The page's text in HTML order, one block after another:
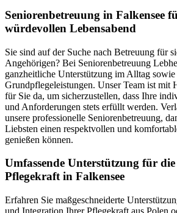
Senioren­betreuung in Falkensee
würdevollen Lebensabend
Sie sind auf der Suche nach Betreuung für
Angehörigen? Bei Seniorenbetreuung
ganzheitliche Unterstützung im Alltag sowie
Grundpflegeleistungen. Unser Team ist mit
für Sie da, um sicherzustellen, dass Ihre
und Anforderungen stets erfüllt werden.
unsere professionelle Seniorenbetreuung,
Liebsten einen respektvollen und
genießen können.
Umfassende Unterstützung für
Pflegekraft in Falkensee
Erfahren Sie maßgeschneiderte
und Integration Ihrer Pflegekraft aus Polen